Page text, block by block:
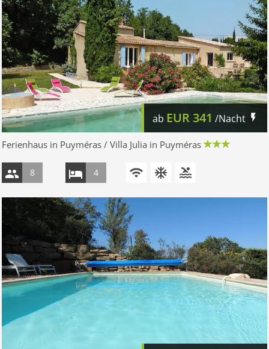
ab EUR341 /Nacht
Ferienhaus in Puyméras / Villa Julia in Puyméras
8 4